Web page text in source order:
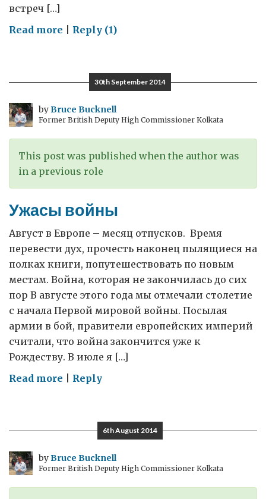
встреч […]
Read more on
встречают…
Reply (1)
30th September 2014
byBruce Bucknell
Former British Deputy High Commissioner Kolkata
This post was published when the author was
in a previous role
Ужасы войны
Август в Европе – месяц отпусков. Время
перевести дух, прочесть наконец пылящиеся на
полках книги, попутешествовать по новым
местам. Война, которая не закончилась до сих
пор В августе этого года мы отмечали столетие
с начала Первой мировой войны. Посылая
армии в бой, правители европейских империй
считали, что война закончится уже к
Рождеству. В июле я […]
Read more onReply
6th August 2014
byBruce Bucknell
Former British Deputy High Commissioner Kolkata